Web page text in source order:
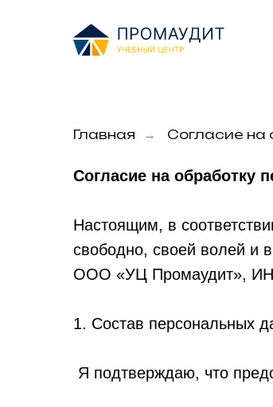
Главная → Согласие на
Согласие на обработку
Настоящим, в
свободно, своей волей и
ООО «УЦ Промаудит»,
1. Состав персональных
Я подтверждаю, что